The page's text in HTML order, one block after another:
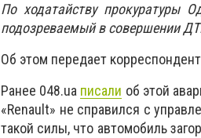
По ходатайству прокуратуры
подозреваемый в совершении
Об этом передает
Ранее 048.ua писали об этой
«Renault» не справился с
такой силы, что автомобиль